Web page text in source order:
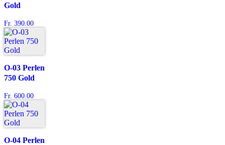
Gold
Fr. 390.00
O-03 Perlen
750 Gold
Fr. 600.00
O-04 Perlen